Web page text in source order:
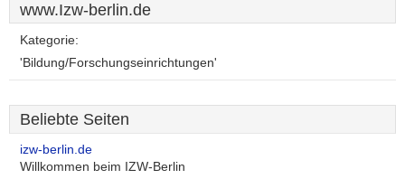
www.Izw-berlin.de
Kategorie:
'Bildung/Forschungseinrichtungen'
Beliebte Seiten
izw-berlin.de
Willkommen beim IZW-Berlin